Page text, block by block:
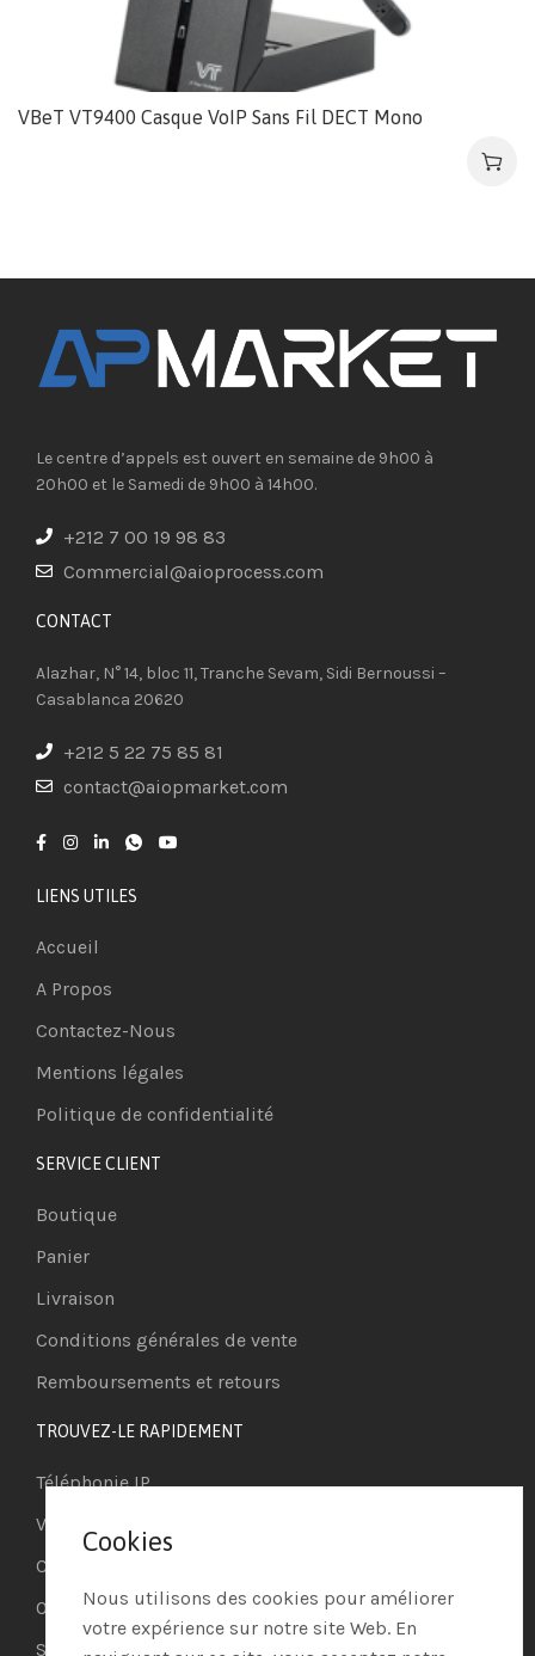
VBeT VT9400 Casque VoIP Sans Fil DECT Mono
Le centre d’appels est ouvert en semaine de 9h00 à
20h00 et le Samedi de 9h00 à 14h00.
+212 7 00 19 98 83
Commercial@aioprocess.com
CONTACT​
Alazhar, N° 14, bloc 11, Tranche Sevam, Sidi Bernoussi –
Casablanca 20620
+212 5 22 75 85 81
contact@aiopmarket.com
LIENS UTILES
Accueil
A Propos
Contactez-Nous
Mentions légales
Politique de confidentialité
SERVICE CLIENT
Boutique
Panier
Livraison
Conditions générales de vente
Remboursements et retours
TROUVEZ-LE RAPIDEMENT
Téléphonie IP
Visioconférence
Casques
Ordinateurs
Systèmes de securité
Cookies
Nous utilisons des cookies pour améliorer
votre expérience sur notre site Web. En